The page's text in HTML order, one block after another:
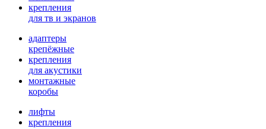
крепления
для тв и экранов
адаптеры
крепёжные
крепления
для акустики
монтажные
коробы
лифты
крепления